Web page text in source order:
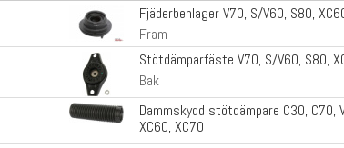
Fjäderbenlager V70, S/V60, S80,
Fram
Stötdämparfäste V70, S/V60, S80,
Bak
Dammskydd stötdämpare C30, C70,
XC60, XC70